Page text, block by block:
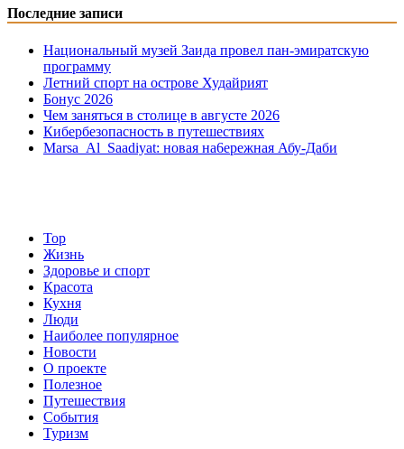
рецепты
для
хищников
Последние записи
Национальный музей Заида провел пан-эмиратскую
программу
Летний спорт на острове Худайрият
Бонус 2026
Чем заняться в столице в августе 2026
Кибербезопасность в путешествиях
Marsa Al Saadiyat: новая на6ережная Абу-Даби
Top
Жизнь
Здоровье и спорт
Красота
Кухня
Люди
Наиболее популярное
Новости
О проекте
Полезное
Путешествия
События
Туризм